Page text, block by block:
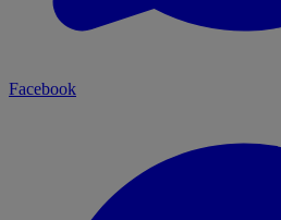
Facebook